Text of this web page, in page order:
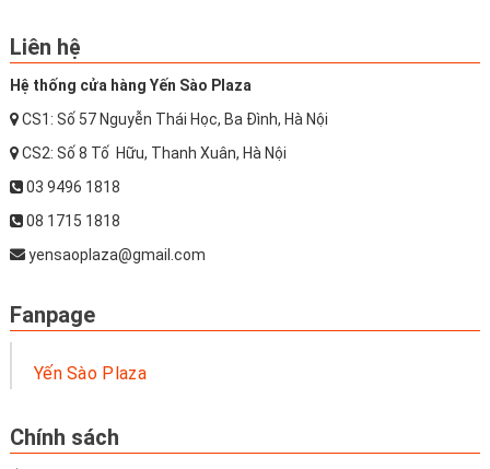
Liên hệ
Hệ thống cửa hàng Yến Sào Plaza
CS1: Số 57 Nguyễn Thái Học, Ba Đình, Hà Nội
CS2: Số 8 Tố Hữu, Thanh Xuân, Hà Nội
03 9496 1818
08 1715 1818
yensaoplaza@gmail.com
Fanpage
Yến Sào Plaza
Chính sách